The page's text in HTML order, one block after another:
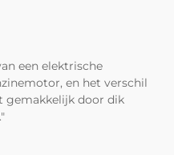
een elektrische
en het verschil
gemakkelijk door dik